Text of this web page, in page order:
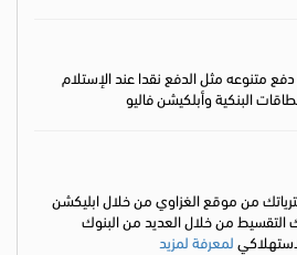
متنوعه مثل الدفع نقدا عند الإستلام
البنكية وأبلكيشن فاليو
من موقع الغزاوي من خلال ابليكشن
التقسيط من خلال العديد من البنوك
لمعرفة لمزيد